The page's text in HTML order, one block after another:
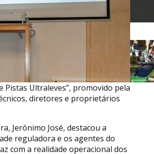
Pistas Ultraleves”, promovido pela
diretores e proprietários
Jerónimo José, destacou a
reguladora e os agentes do
com a realidade operacional dos